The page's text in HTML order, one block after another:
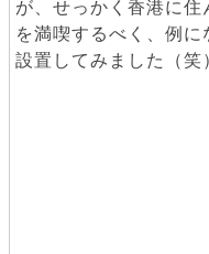
が、せっかく香港に
を満喫するべく、例
設置してみました（笑